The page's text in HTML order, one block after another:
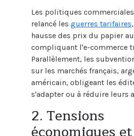
Les politiques
relancé les guerres tarifaires
hausse des prix du papier
compliquant l'e-commerce
Parallèlement, les
sur les marchés français,
américain, obligeant les
s'adapter ou à réduire leurs
2. Tensions